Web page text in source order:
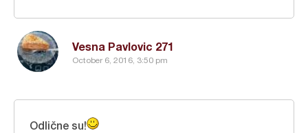
Vesna Pavlovic 271
October 6, 2016, 3:50 pm
Odlične su!